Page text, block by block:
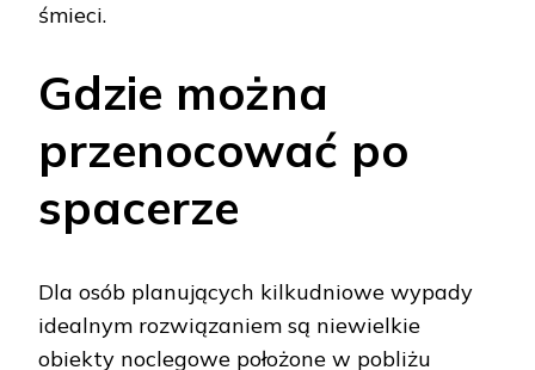
śmieci.
Gdzie można
przenocować po
spacerze
Dla osób planujących kilkudniowe wypady
idealnym rozwiązaniem są niewielkie
obiekty noclegowe położone w pobliżu